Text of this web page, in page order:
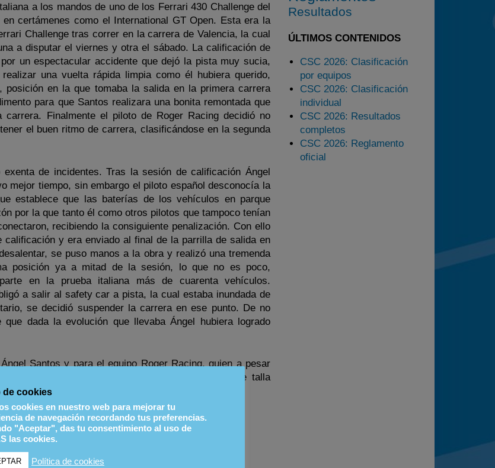
a los mandos de uno de los Ferrari 430 Challenge del
certámenes como el International GT Open. Esta era la
Challenge tras correr en la carrera de Valencia, la cual
a disputar el viernes y otra el sábado. La calificación de
un espectacular accidente que dejó la pista muy sucia,
una vuelta rápida limpia como él hubiera querido,
posición en la que tomaba la salida en la primera carrera
para que Santos realizara una bonita remontada que
Finalmente el piloto de Roger Racing decidió no
el buen ritmo de carrera, clasificándose en la segunda
de incidentes. Tras la sesión de calificación Ángel
mejor tiempo, sin embargo el piloto español desconocía la
establece que las baterías de los vehículos en parque
por la que tanto él como otros pilotos que tampoco tenían
recibiendo la consiguiente penalización. Con ello
y era enviado al final de la parrilla de salida en
se puso manos a la obra y realizó una tremenda
posición ya a mitad de la sesión, lo que no es poco,
en la prueba italiana más de cuarenta vehículos.
a salir al safety car a pista, la cual estaba inundada de
se decidió suspender la carrera en ese punto. De no
dada la evolución que llevaba Ángel hubiera logrado
Santos y para el equipo Roger Racing, quien a pesar
ha demostrado estar a la altura de pilotos de talla
Resultados
ÚLTIMOS CONTENIDOS
CSC 2026: Clasificación
por equipos
CSC 2026: Clasificación
individual
CSC 2026: Resultados
completos
CSC 2026: Reglamento
oficial
de cookies
cookies en nuestro web para mejorar tu
de navegación recordando tus preferencias.
"Aceptar", das tu consentimiento al uso de
las cookies.
Política de cookies